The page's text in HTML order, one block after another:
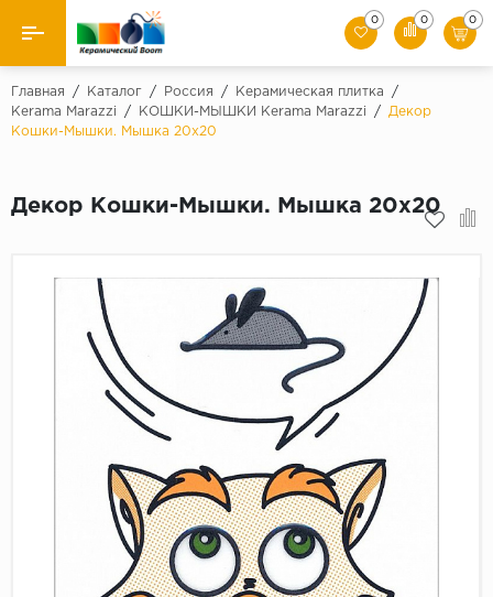
Назад
Производители
Искусственный камень
0 0 0
Главная / Каталог / Россия / Керамическая плитка
/
Kerama Marazzi
/ КОШКИ-МЫШКИ Kerama Marazzi /
Декор
Кошки-Мышки. Мышка 20х20
Декор Кошки-Мышки. Мышка 20х20